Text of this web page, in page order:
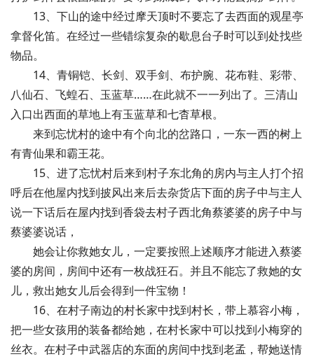
13、下山的途中经过摩天顶时不要忘了去西面的观星亭
拿督化笛。在经过一些错综复杂的歇息台子时可以到处找些
物品。
14、青铜铠、长剑、双手剑、布护腕、花布鞋、彩带、
八仙石、飞蝗石、玉蓝草……在此就不一一列出了。三清山
入口出西面的草地上有玉蓝草和七杳草根。
来到忘忧村的途中有个向北的岔路口，一东一西的树上
有青仙果和霸王花。
15、进了忘忧村后来到村子东北角的房内与主人打个招
呼后在他屋内找到披风出来后去杂货店下面的房子中与主人
说一下话后在屋内找到香袋去村子西北角蔡婆婆的房子中与
蔡婆婆说话，
她会让你救她女儿，一定要按照上述顺序才能进入蔡婆
婆的房间，房间中还有一枚战狂石。并且不能忘了救她的女
儿，救出她女儿后会得到一件宝物！
16、在村子南边的村长家中找到村长，带上慕容小梅，
把一些女孩用的装备都给她，在村长家中可以找到小梅穿的
丝衣。在村子中武器店的东面的房间中找到老孟，帮她送情